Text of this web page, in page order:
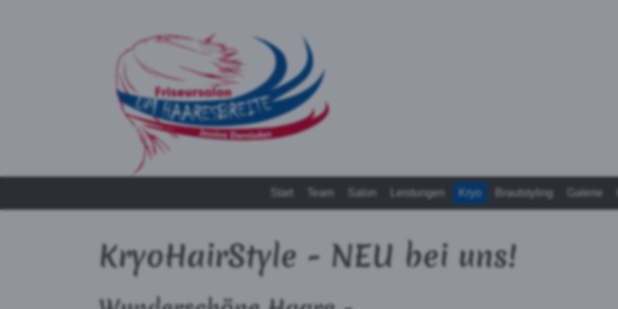
Start Team Salon Leistungen Kryo Brautstyling Galerie
KryoHairStyle - NEU bei uns!